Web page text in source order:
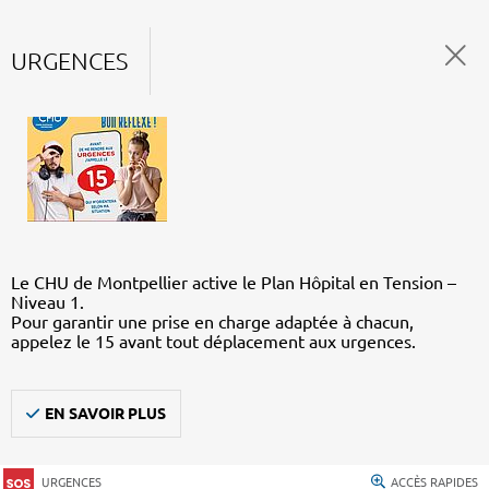
URGENCES
Le CHU de Montpellier active le Plan Hôpital en Tension –
Niveau 1.
Pour garantir une prise en charge adaptée à chacun,
appelez le 15 avant tout déplacement aux urgences.
EN SAVOIR PLUS
URGENCES ACCÈS RAPIDES